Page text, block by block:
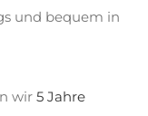
und bequem in
wir 5 Jahre